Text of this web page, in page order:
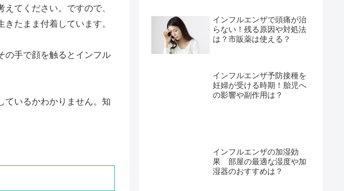
てください。ですので、
たまま付着しています。
の手で顔を触るとインフル
ているかわかりません。知
インフルエンザで頭痛が治
らない！残る原因や対処法
は？市販薬は使える？
インフルエンザ予防接種を
妊婦が受ける時期！胎児へ
の影響や副作用は？
インフルエンザの加湿効
果 部屋の最適な湿度や加
湿器のおすすめは？